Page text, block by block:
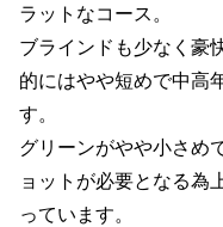
ラットなコース。
ブラインドも少なく豪
的にはやや短めで中高
す。
グリーンがやや小さめ
ョットが必要となる為
っています。